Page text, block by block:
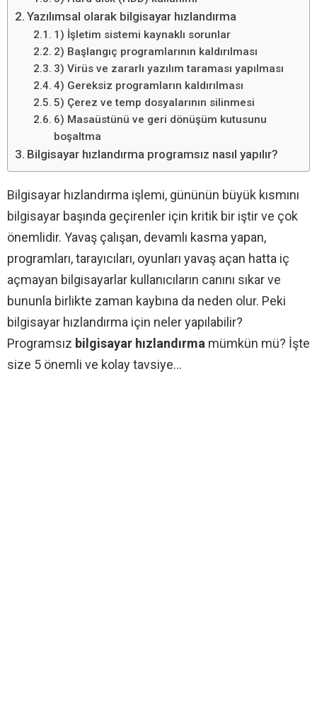
Yazılımsal olarak bilgisayar hızlandırma
1) İşletim sistemi kaynaklı sorunlar
2) Başlangıç programlarının kaldırılması
3) Virüs ve zararlı yazılım taraması yapılması
4) Gereksiz programların kaldırılması
5) Çerez ve temp dosyalarının silinmesi
6) Masaüstünü ve geri dönüşüm kutusunu
boşaltma
Bilgisayar hızlandırma programsız nasıl yapılır?
Bilgisayar hızlandırma işlemi, gününün büyük kısmını
bilgisayar başında geçirenler için kritik bir iştir ve çok
önemlidir. Yavaş çalışan, devamlı kasma yapan,
programları, tarayıcıları, oyunları yavaş açan hatta iç
açmayan bilgisayarlar kullanıcıların canını sıkar ve
bununla birlikte zaman kaybına da neden olur. Peki
bilgisayar hızlandırma için neler yapılabilir?
Programsız bilgisayar hızlandırma mümkün mü? İşte
size 5 önemli ve kolay tavsiye…